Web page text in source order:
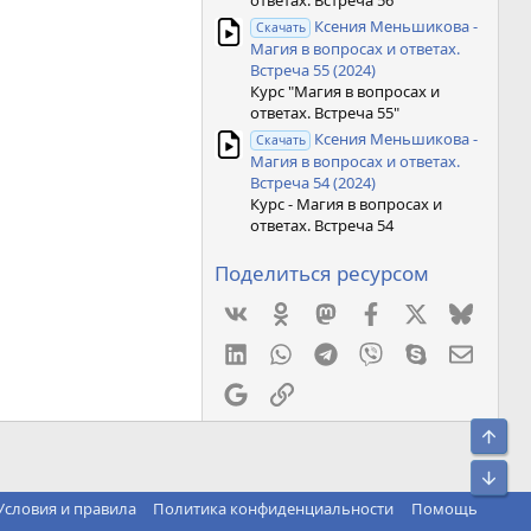
Скачать Ксения Меньшикова -
Магия в вопросах и ответах.
Встреча 55 (2024)
Курс "Магия в вопросах и
ответах. Встреча 55"
Скачать Ксения Меньшикова -
Магия в вопросах и ответах.
Встреча 54 (2024)
Курс - Магия в вопросах и
ответах. Встреча 54
Поделиться ресурсом
VkontakteOdnoklassniki
MastodonFacebook
LinkedInWhatsAppTelegram
Viber Skype
GoogleСсылка
и правила Политика конфиденциальности Помощь